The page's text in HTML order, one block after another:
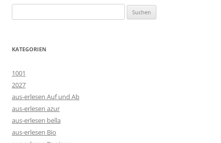
nach:
KATEGORIEN
1001
2027
aus-erlesen Auf und Ab
aus-erlesen azur
aus-erlesen bella
aus-erlesen Bio